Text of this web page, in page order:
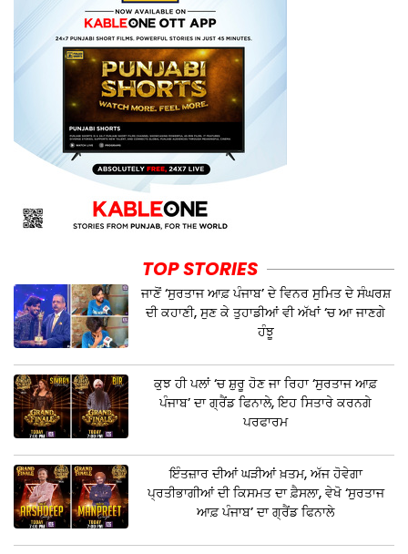
TOP STORIES
ਜਾਣੋਂ ‘ਸੁਰਤਾਜ ਆਫ਼ ਪੰਜਾਬ’ ਦੇ ਵਿਨਰ ਸੁਮਿਤ ਦੇ ਸੰਘਰਸ਼
ਦੀ ਕਹਾਣੀ, ਸੁਣ ਕੇ ਤੁਹਾਡੀਆਂ ਵੀ ਅੱਖਾਂ ‘ਚ ਆ ਜਾਣਗੇ
ਹੰਝੂ
ਕੁਝ ਹੀ ਪਲਾਂ ‘ਚ ਸ਼ੁਰੂ ਹੋਣ ਜਾ ਰਿਹਾ ‘ਸੁਰਤਾਜ ਆਫ਼
ਪੰਜਾਬ’ ਦਾ ਗ੍ਰੈਂਡ ਫਿਨਾਲੇ, ਇਹ ਸਿਤਾਰੇ ਕਰਨਗੇ
ਪਰਫਾਰਮ
ਇੰਤਜ਼ਾਰ ਦੀਆਂ ਘੜੀਆਂ ਖ਼ਤਮ, ਅੱਜ ਹੋਵੇਗਾ
ਪ੍ਰਤੀਭਾਗੀਆਂ ਦੀ ਕਿਸਮਤ ਦਾ ਫ਼ੈਸਲਾ, ਵੇਖੋ ‘ਸੁਰਤਾਜ
ਆਫ਼ ਪੰਜਾਬ’ ਦਾ ਗ੍ਰੈਂਡ ਫਿਨਾਲੇ